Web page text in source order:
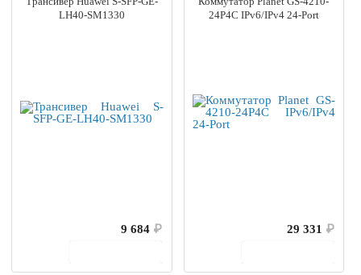
LH40-SM1330
9 684 ₽
24P4C IPv6/IPv4 24-Port
29 331 ₽